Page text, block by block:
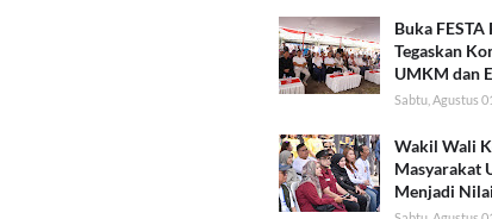
Buka
Tegaskan
UMKM dan
Sabtu, Agustus
Wakil Wali
Masyarakat
Menjadi